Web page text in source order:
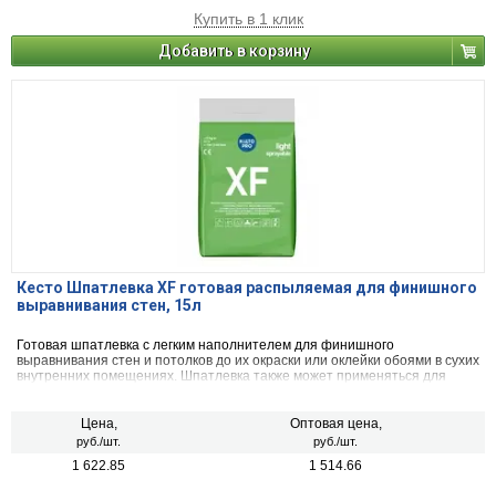
Купить в 1 клик
Добавить в корзину
Кесто Шпатлевка XF готовая распыляемая для финишного
выравнивания стен, 15л
Готовая шпатлевка с легким наполнителем для финишного
выравнивания стен и потолков до их окраски или оклейки обоями в сухих
внутренних помещениях. Шпатлевка также может применяться для
Цена,
руб./шт.
Оптовая цена,
руб./шт.
1 622.85 1 514.66